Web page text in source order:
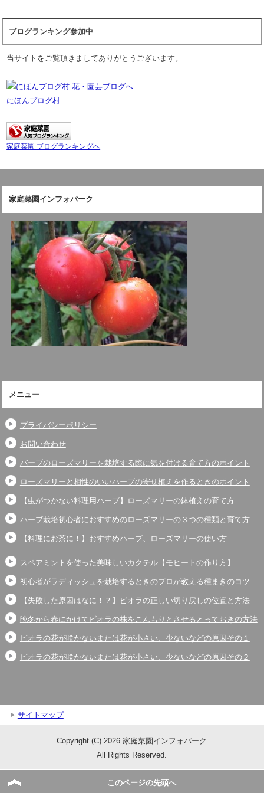
ブログランキング参加中
当サイトをご覧頂きましてありがとうございます。
にほんブログ村
家庭菜園 ブログランキングへ
家庭菜園インフォパーク
メニュー
プライバシーポリシー
お問い合わせ
バーブのローズマリーを栽培する際に気を付ける育て方のポイント
ローズマリーと相性のいいハーブの寄せ植えを作るときのポイント
【虫がつかない料理用ハーブ】ローズマリーの鉢植えの育て方
ハーブ栽培初心者におすすめのローズマリーの３つの種類と育て方
【料理にお茶に！】おすすめハーブ、ローズマリーの使い方
スペアミントを使った美味しいカクテル【モヒートの作り方】
初心者がラディッシュを栽培するときのプロが教える種まきのコツ
【失敗した原因はなに！？】ビオラの正しい切り戻しの位置と方法
晩冬から春にかけてビオラの株をこんもりとさせるとっておきの方法
ビオラの花が咲かないまたは花が小さい、少ないなどの原因その１
ビオラの花が咲かないまたは花が小さい、少ないなどの原因その２
サイトマップ
Copyright (C) 2026 家庭菜園インフォパーク
All Rights Reserved.
このページの先頭へ